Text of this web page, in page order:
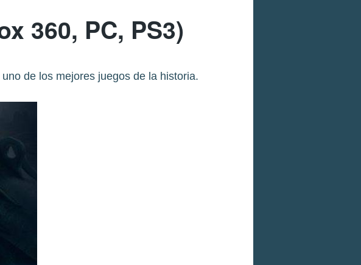
360, PC, PS3)
de los mejores juegos de la historia.